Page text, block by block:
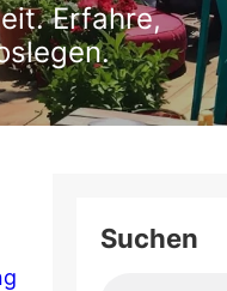
Erfahre,
Suchen